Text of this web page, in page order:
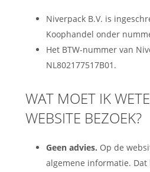
Niverpack B.V. is
Koophandel onder
Het BTW-nummer van
NL802177517B01.
WAT MOET IK
WEBSITE BEZOEK?
Geen advies. Op de
algemene informatie. Dat